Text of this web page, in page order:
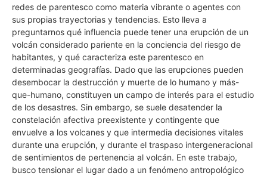
redes de parentesco como materia vibrante o agentes con
sus propias trayectorias y tendencias. Esto lleva a
preguntarnos qué influencia puede tener una erupción de un
volcán considerado pariente en la conciencia del riesgo de
habitantes, y qué caracteriza este parentesco en
determinadas geografías. Dado que las erupciones pueden
desembocar la destrucción y muerte de lo humano y más-
que-humano, constituyen un campo de interés para el estudio
de los desastres. Sin embargo, se suele desatender la
constelación afectiva preexistente y contingente que
envuelve a los volcanes y que intermedia decisiones vitales
durante una erupción, y durante el traspaso intergeneracional
de sentimientos de pertenencia al volcán. En este trabajo,
busco tensionar el lugar dado a un fenómeno antropológico